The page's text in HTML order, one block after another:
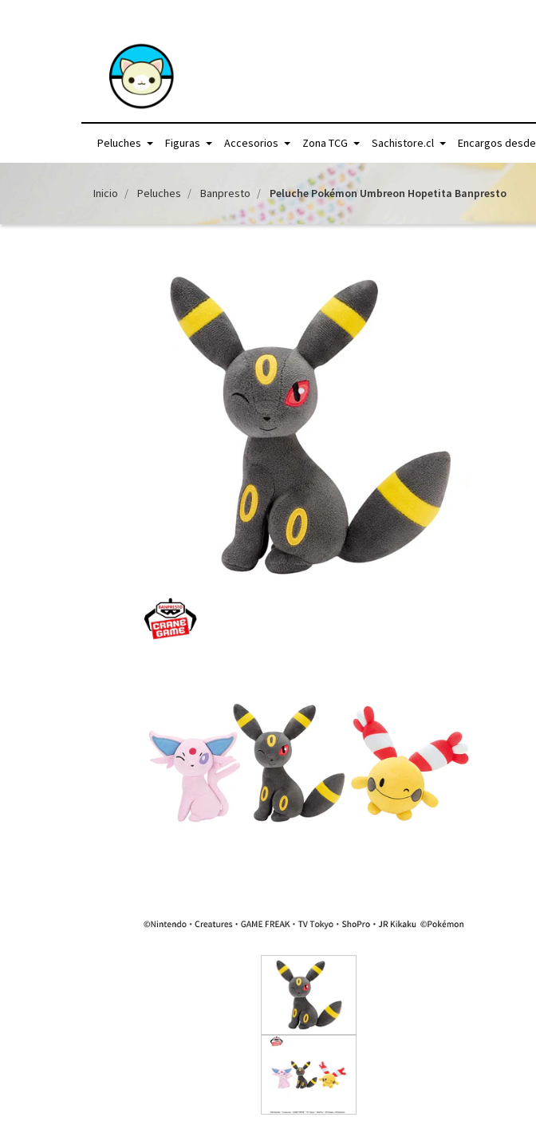
Peluches Figuras Accesorios Zona TCG Sachistore.cl Encargos
Inicio Peluches Banpresto Peluche Pokémon Umbreon Hopetita Banpresto